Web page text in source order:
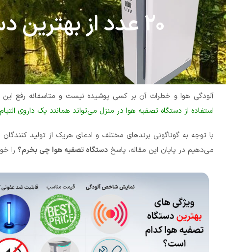
20 عدد از بهترین دستگاه تصفیه هوا برای منزل (خانگی) – 1405
آلودگی هوا و خطرات آن بر کسی پوشیده نیست و متاسفانه رفع
استفاده از دستگاه تصفیه هوا در منزل می‌تواند همانند یک داروی
با توجه به گوناگونی برندهای مختلف و ادعای هریک از تولید
می‌دهیم در پایان این مقاله، پاسخ دستگاه تصفیه هوا چی بخرم؟ را